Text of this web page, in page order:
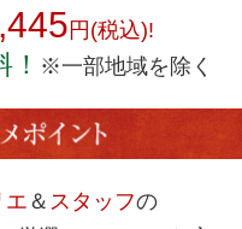
円(税込)!
※一部地域を除く
エ＆ スタッフの